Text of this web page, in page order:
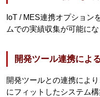
IoT / MES連携オプション
ムでの実績収集が可能にな
開発ツール連携によ
開発ツールとの連携によ
にフィットしたシステム構